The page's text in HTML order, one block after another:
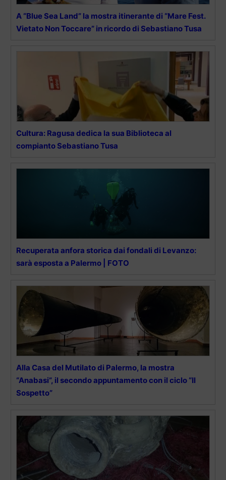
A “Blue Sea Land” la mostra itinerante di “Mare Fest.
Vietato Non Toccare” in ricordo di Sebastiano Tusa
Cultura: Ragusa dedica la sua Biblioteca al
compianto Sebastiano Tusa
Recuperata anfora storica dai fondali di Levanzo:
sarà esposta a Palermo | FOTO
Alla Casa del Mutilato di Palermo, la mostra
“Anabasi”, il secondo appuntamento con il ciclo “Il
Sospetto”